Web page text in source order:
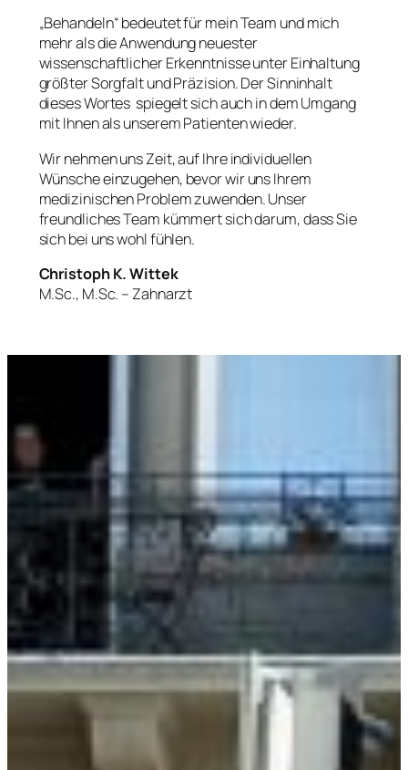
„Behandeln“ bedeutet für mein Team und mich
mehr als die Anwendung neuester
wissenschaftlicher Erkenntnisse unter Einhaltung
größter Sorgfalt und Präzision. Der Sinninhalt
dieses Wortes spiegelt sich auch in dem Umgang
mit Ihnen als unserem Patienten wieder.
Wir nehmen uns Zeit, auf Ihre individuellen
Wünsche einzugehen, bevor wir uns Ihrem
medizinischen Problem zuwenden. Unser
freundliches Team kümmert sich darum, dass Sie
sich bei uns wohl fühlen.
Christoph K. Wittek
M.Sc., M.Sc. – Zahnarzt